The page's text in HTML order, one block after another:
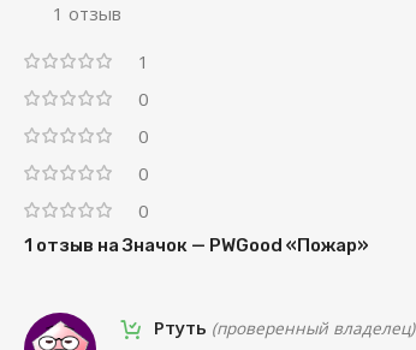
1 отзыв
1
0
0
0
0
1 отзыв наЗначок — PWGood «Пожар»
Ртуть (проверенный владелец)